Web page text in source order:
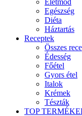
Egészség
Diéta
Háztartás
Receptek
Összes
Édesség
Főétel
Gyors étel
Italok
Krémek
Tészták
TOP